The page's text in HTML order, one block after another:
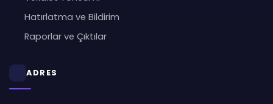
Hatırlatma ve Bildirim
Raporlar ve Çıktılar
ADRES